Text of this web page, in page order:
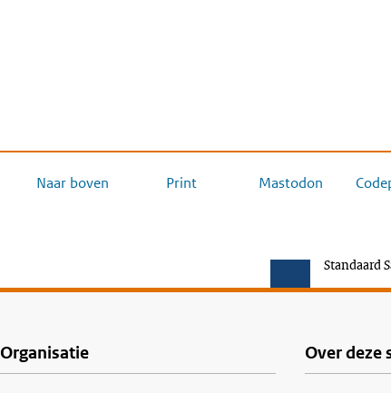
Naar boven Print Mastodon
Standaard
Organisatie Over deze